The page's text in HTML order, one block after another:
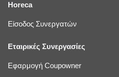
Horeca
Είσοδος Συνεργατών
Εταιρικές Συνεργασίες
Εφαρμογή Coupowner